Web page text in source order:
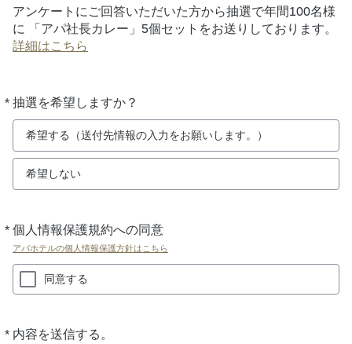
アンケートにご回答いただいた方から抽選で年間100名様
に 「アパ社長カレー」5個セットをお送りしております。
詳細はこちら
* 抽選を希望しますか？
必
須
希望する（送付先情報の入力をお願いします。）
希望しない
* 個人情報保護規約への同意
アパホテルの個人情報保護方針はこちら
必
須
同意する
* 内容を送信する。
必